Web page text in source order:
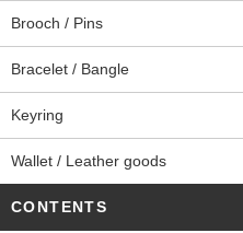
Brooch / Pins
Bracelet / Bangle
Keyring
Wallet / Leather goods
CONTENTS